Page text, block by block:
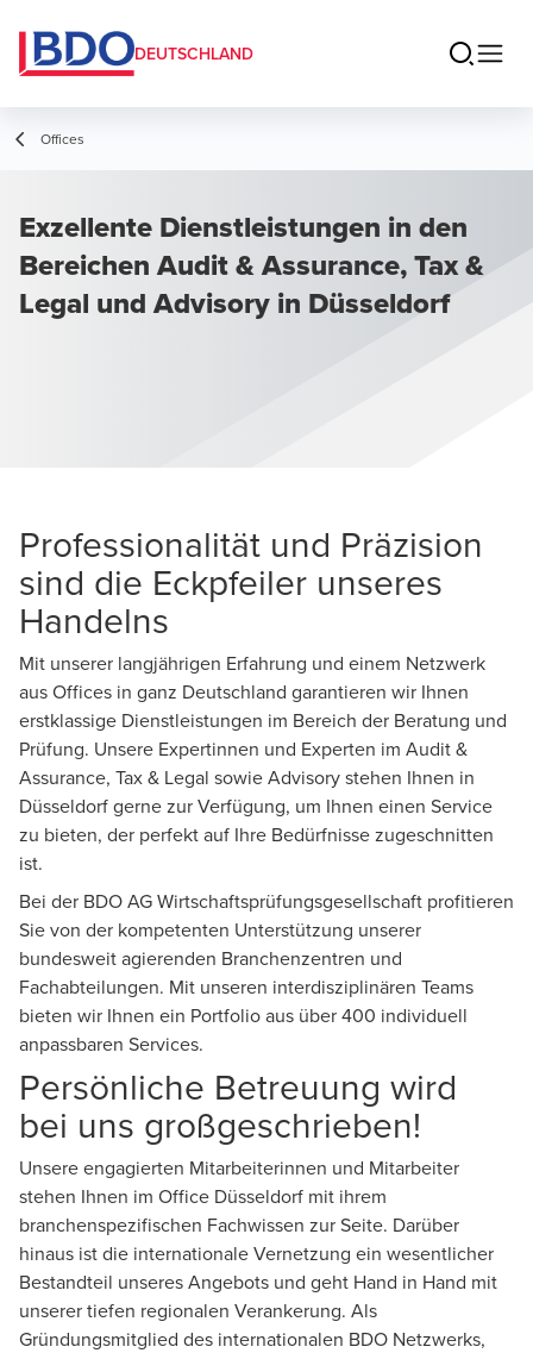
DEUTSCHLAND
Offices
Exzellente Dienstleistungen in den
Bereichen Audit & Assurance, Tax &
Legal und Advisory in Düsseldorf
Professionalität und Präzision
sind die Eckpfeiler unseres
Handelns
Mit unserer langjährigen Erfahrung und einem Netzwerk
ausOffices in ganz Deutschland garantieren wir Ihnen
erstklassige Dienstleistungen im Bereich der Beratung und
Prüfung. Unsere Expertinnen und Experten im Audit &
Assurance, Tax & Legal sowieAdvisorystehen Ihnen in
Düsseldorf gerne zur Verfügung, um Ihnen einen Service
zu bieten, der perfekt auf Ihre Bedürfnisse zugeschnitten
ist.
Bei der BDO AG Wirtschaftsprüfungsgesellschaft profitieren
Sie von der kompetenten Unterstützung unserer
bundesweit agierenden Branchenzentren und
Fachabteilungen. Mit unseren interdisziplinären Teams
bieten wir Ihnen ein Portfolio aus über 400 individuell
anpassbaren Services.
Persönliche Betreuung wird
bei uns großgeschrieben!
Unsere engagierten Mitarbeiterinnen und Mitarbeiter
stehen Ihnen im Office Düsseldorf mit ihrem
branchenspezifischen Fachwissen zur Seite. Darüber
hinaus ist die internationale Vernetzung ein wesentlicher
Bestandteil unseres Angebots und geht Hand in Hand mit
unserer tiefen regionalen Verankerung. Als
Gründungsmitglied des internationalen BDO Netzwerks,